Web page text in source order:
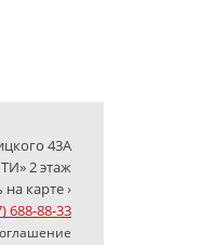
43А
2 этаж
карте ›
688-88-33